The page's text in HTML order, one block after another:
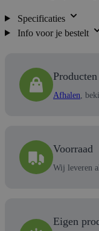
Specificaties
Info voor je bestelt
Afhalen ,
Voorraad
Wij leveren
Eigen